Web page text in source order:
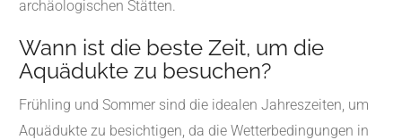
archäologischen Stätten.
Wann ist die beste Zeit, um die
Aquädukte zu besuchen?
Frühling und Sommer sind die idealen Jahreszeiten, um
Aquädukte zu besichtigen, da die Wetterbedingungen in